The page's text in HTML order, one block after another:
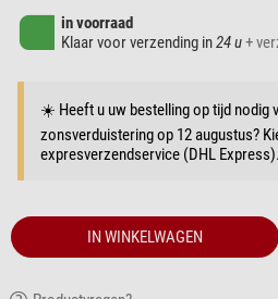
in voorraad
Klaar voor verzending in24 u+
☀️ Heeft u uw bestelling op tijd nodig
zonsverduistering op 12 augustus?
expresverzendservice (DHL Express).
IN WINKELWAGEN